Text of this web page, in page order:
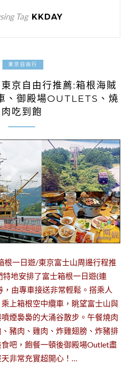
Tag KKDAY
東京自由行
京自由行推薦:箱根海賊
、御殿場OUTLETS、燒
肉吃到飽
根一日遊/東京富士山周邊行程推
特地安排了富士箱根一日遊(連
由專車接送非常輕鬆。搭乘人
上箱根空中纜車，眺望富士山與
煙裊裊的大涌谷散步。午餐燒肉
豬肉、雞肉、炸雞翅膀、炸豬排
吧，飽餐一頓後御殿場Outlet盡
非常充實超開心！…